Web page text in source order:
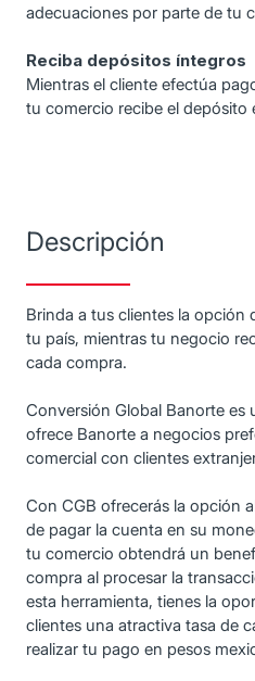
adecuaciones por parte de tu
Reciba depósitos íntegros
Mientras el cliente efectúa
tu comercio recibe el depósito
Descripción
Brinda a tus clientes la opción
tu país, mientras tu negocio
cada compra.
Conversión Global Banorte es
ofrece Banorte a negocios
comercial con clientes
Con CGB ofrecerás la opción
de pagar la cuenta en su
tu comercio obtendrá un
compra al procesar la
esta herramienta, tienes la
clientes una atractiva tasa de
realizar tu pago en pesos